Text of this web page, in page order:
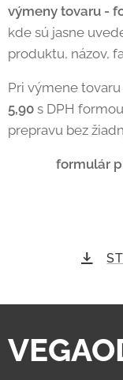
výmeny tovaru -
kde sú jasne
produktu, názov,
Pri výmene
5,90 s DPH
prepravu bez
formulár